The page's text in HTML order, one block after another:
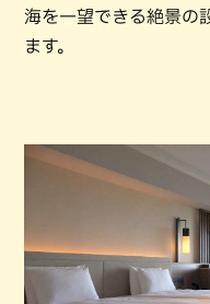
海を一望できる絶景の
ます。